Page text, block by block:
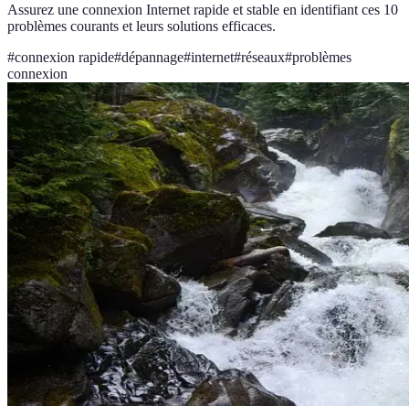
Assurez une connexion Internet rapide et stable en identifiant ces 10
problèmes courants et leurs solutions efficaces.
#connexion rapide#dépannage#internet#réseaux#problèmes
connexion